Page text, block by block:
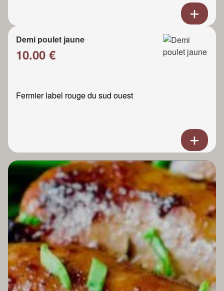
Demi poulet jaune
10.00 €
Fermier label rouge du sud ouest